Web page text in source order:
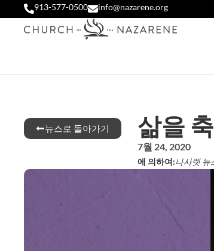
913-577-0500 info@nazarene.org
뉴스로 돌아가기 삶을
7월 24, 2020
에 의하여:나사렛 뉴